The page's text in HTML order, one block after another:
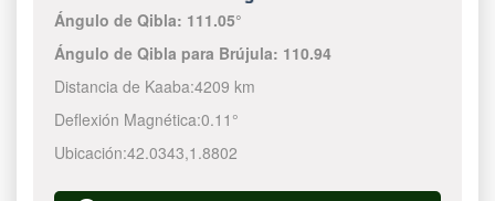
Ángulo de Qibla: 111.05°
Ángulo de Qibla para Brújula: 110.94
Distancia de Kaaba:4209 km
Deflexión Magnética:0.11°
Ubicación:42.0343,1.8802